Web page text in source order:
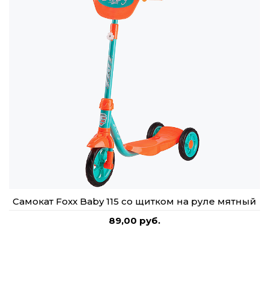
​Самокат Foxx Baby 115 со щитком на руле мятный
89,00 руб.